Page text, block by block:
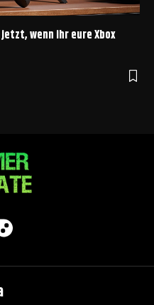
wenn ihr eure Xbox